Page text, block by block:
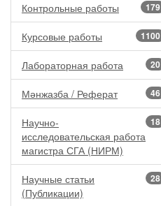
179
Контрольные работы
1100
Курсовые работы
20
Лабораторная работа
46
Мәнжазба / Реферат
18
Научно-
исследовательская работа
магистра СГА (НИРМ)
28
Научные статьи
(Публикации)